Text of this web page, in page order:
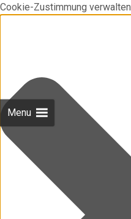
Cookie-Zustimmung verwalten
Menu